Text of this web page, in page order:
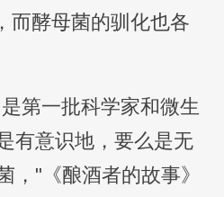
而酵母菌的驯化也各
第一批科学家和微生
有意识地，要么是无
，"《酿酒者的故事》